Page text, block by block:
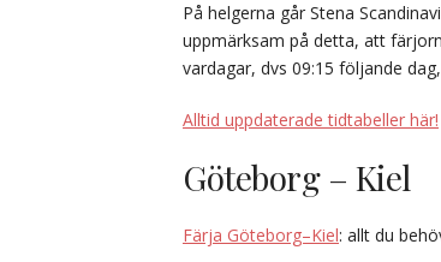
På helgerna går Stena
uppmärksam på detta, att
vardagar, dvs 09:15 följande
Alltid uppdaterade tidtabeller här!
Göteborg – Kiel
Färja Göteborg–Kiel: allt du